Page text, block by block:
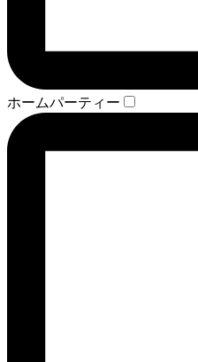
ホームパーティー